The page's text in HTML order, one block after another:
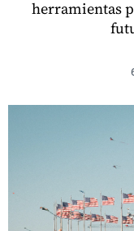
herramientas